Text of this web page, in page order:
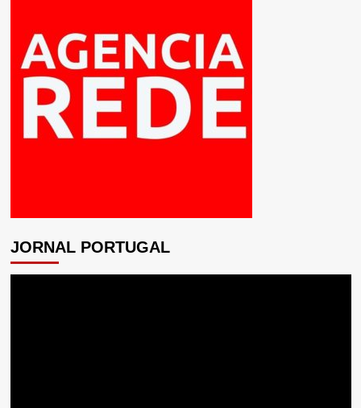
JORNAL PORTUGAL